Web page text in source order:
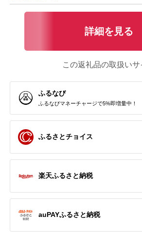
詳細を見る
この返礼品の取扱いサ
ふるなび
ふるなびマネーチャージで5%即増量中！
ふるさとチョイス
楽天ふるさと納税
auPAYふるさと納税